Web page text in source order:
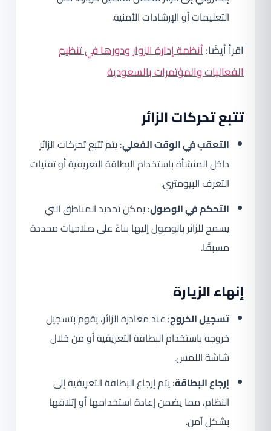
التعليمات أو الإرشادات الأمنية.
اقرأ أيضًا:أنظمة إدارة الزوار ودورها في تنظيم
الفعاليات والمؤتمرات بالسعودية
تتبع تحركات الزائر
التعقب في الوقت الفعلي: يتم تتبع تحركات الزائر
داخل المنشأة باستخدام البطاقة التعريفية أو تقنيات
التعرف البيومتري.
التحكم في الوصول: يمكن تحديد المناطق التي
يسمح للزائر بالوصول إليها بناءً على صلاحيات محددة
مسبقًا.
إنهاء الزيارة
تسجيل الخروج: عند مغادرة الزائر، يقوم بتسجيل
خروجه باستخدام البطاقة التعريفية أو من خلال
شاشة اللمس.
إرجاع البطاقة: يتم إرجاع البطاقة التعريفية إلى
النظام، مما يضمن إعادة استخدامها أو إتلافها
بشكل آمن.